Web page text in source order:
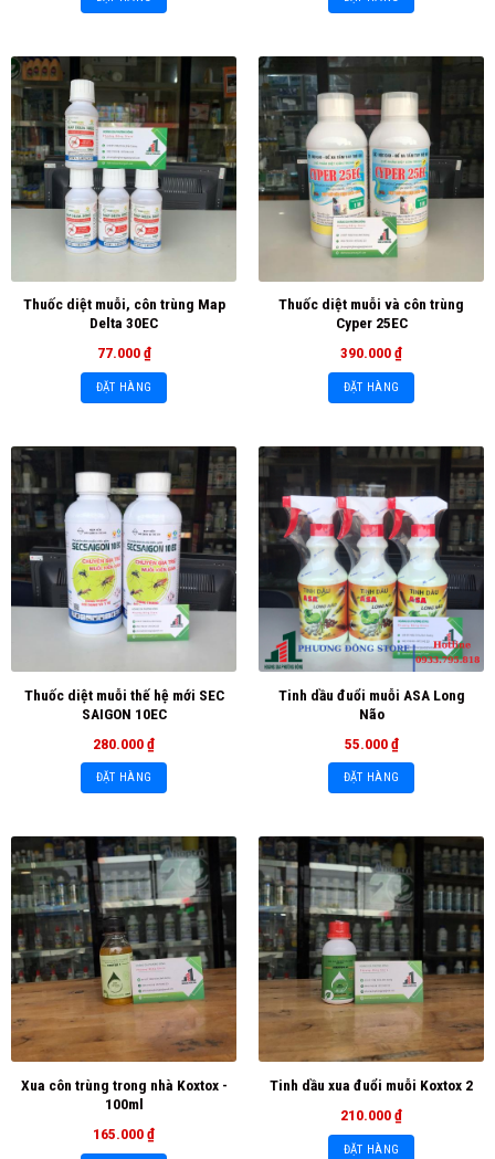
Thuốc diệt muỗi, côn trùng Map
Delta 30EC
77.000₫
ĐẶT HÀNG
Thuốc diệt muỗi và côn trùng
Cyper 25EC
390.000₫
ĐẶT HÀNG
Thuốc diệt muỗi thế hệ mới SEC
SAIGON 10EC
280.000₫
ĐẶT HÀNG
Tinh dầu đuổi muỗi ASA Long
Não
55.000₫
ĐẶT HÀNG
Xua côn trùng trong nhà Koxtox -
100ml
165.000₫
Tinh dầu xua đuổi muỗi Koxtox 2
210.000₫
ĐẶT HÀNG